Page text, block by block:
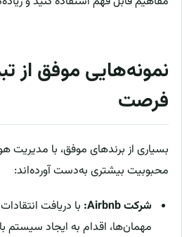
نمونه‌هایی موفق از
فرصت
بسیاری از برندهای موفق، با مدیریت
محبوبیت بیشتری به‌دست آورده‌اند:
شرکت Airbnb:
با دریافت
مهمان‌ها، اقدام به ایجاد سیستم